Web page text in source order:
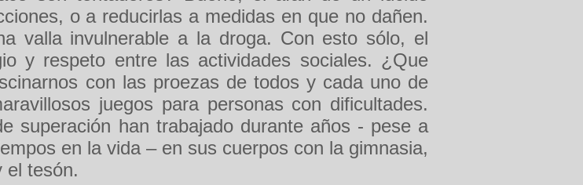
o a reducirlas a medidas en que no dañen.
valla invulnerable a la droga. Con esto sólo, el
y respeto entre las actividades sociales. ¿Que
con las proezas de todos y cada uno de
juegos para personas con dificultades.
superación han trabajado durante años - pese a
en la vida – en sus cuerpos con la gimnasia,
el tesón.